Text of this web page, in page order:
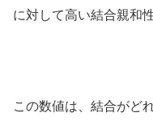
に対して高い結合親和
この数値は、結合がど